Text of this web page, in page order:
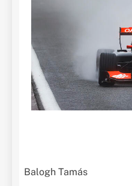
Balogh Tamás